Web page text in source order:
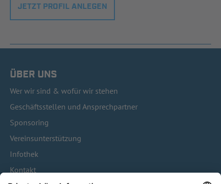
JETZT PROFIL ANLEGEN
ÜBER UNS
Wer wir sind & wofür wir stehen
Geschäftsstellen und Ansprechpartner
Sponsoring
Vereinsunterstützung
Infothek
Kontakt